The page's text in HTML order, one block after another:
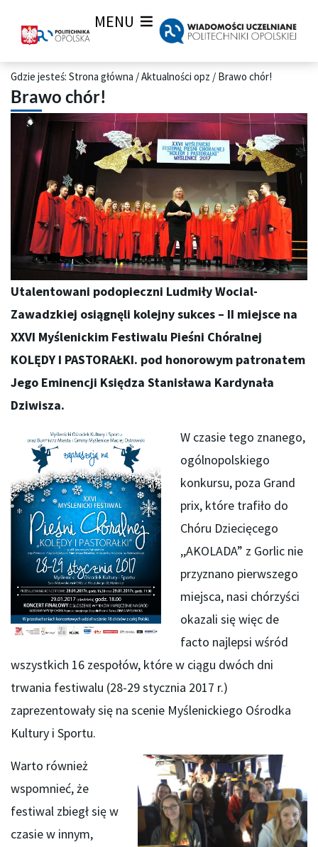
MENU
Gdzie jesteś: Strona główna /Aktualności opz / Brawo chór!
Brawo chór!
Utalentowani podopieczni Ludmiły Wocial-
Zawadzkiej osiągnęli kolejny sukces – II miejsce na
XXVI Myślenickim Festiwalu Pieśni Chóralnej
KOLĘDY I PASTORAŁKI. pod honorowym patronatem
Jego Eminencji Księdza Stanisława Kardynała
Dziwisza.
W czasie tego znanego,
ogólnopolskiego
konkursu, poza Grand
prix, które trafiło do
Chóru Dziecięcego
,,AKOLADA” z Gorlic nie
przyznano pierwszego
miejsca, nasi chórzyści
okazali się więc de
facto najlepsi wśród
wszystkich 16 zespołów, które w ciągu dwóch dni
trwania festiwalu (28-29 stycznia 2017 r.)
zaprezentowały się na scenie Myślenickiego Ośrodka
Kultury i Sportu.
Warto również
wspomnieć, że
festiwal zbiegł się w
czasie w innym,